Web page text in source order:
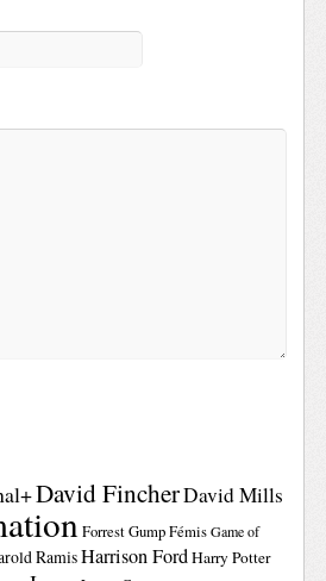
David FincherDavid Mills
Forrest GumpFémis Game of
RamisHarrison FordHarry Potter